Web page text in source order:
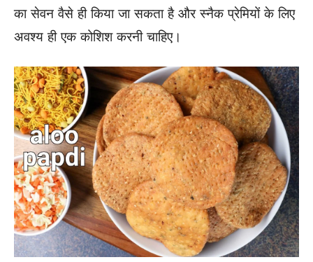
का सेवन वैसे ही किया जा सकता है और स्नैक प्रेमियों के लिए
अवश्य ही एक कोशिश करनी चाहिए।